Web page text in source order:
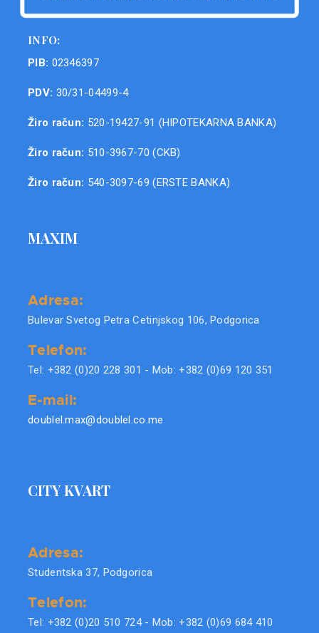
INFO:
PIB: 02346397
PDV: 30/31-04499-4
Žiro račun: 520-19427-91 (HIPOTEKARNA BANKA)
Žiro račun: 510-3967-70 (CKB)
Žiro račun: 540-3097-69 (ERSTE BANKA)
MAXIM
Adresa:
Bulevar Svetog Petra Cetinjskog 106, Podgorica
Telefon:
Tel: +382 (0)20 228 301 - Mob: +382 (0)69 120 351
E-mail:
doublel.max@doublel.co.me
CITY KVART
Adresa:
Studentska 37, Podgorica
Telefon:
Tel: +382 (0)20 510 724 - Mob: +382 (0)69 684 410